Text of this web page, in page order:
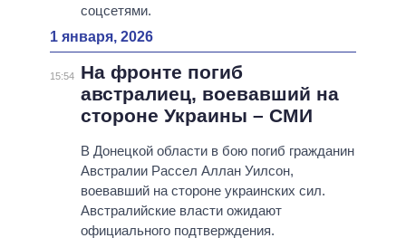
соцсетями.
1 января, 2026
15:54
На фронте погиб
австралиец, воевавший на
стороне Украины – СМИ
В Донецкой области в бою погиб гражданин
Австралии Рассел Аллан Уилсон,
воевавший на стороне украинских сил.
Австралийские власти ожидают
официального подтверждения.